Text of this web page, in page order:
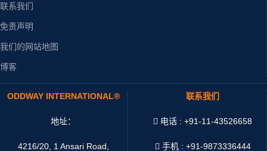
联系我们
免责声明
我们的网站地图
博客
ODDWAY INTERNATIONAL®
地址：
4216/20, 1 Ansari Road,
联系我们
电话 : +91-11-43526658
手机 : +91-9873336444